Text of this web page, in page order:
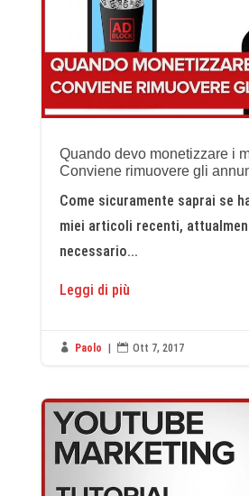
Quando devo monetizzare i
Conviene rimuovere gli
Come sicuramente saprai se
miei articoli recenti,
necessario...
Leggi di più
 Paolo  Ott 7, 2017